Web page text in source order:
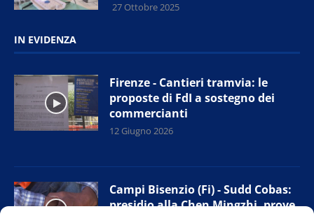
27 Ottobre 2025
IN EVIDENZA
Firenze - Cantieri tramvia: le
proposte di FdI a sostegno dei
commercianti
12 Giugno 2026
Campi Bisenzio (Fi) - Sudd Cobas:
presidio alla Chen Mingzhi, prove